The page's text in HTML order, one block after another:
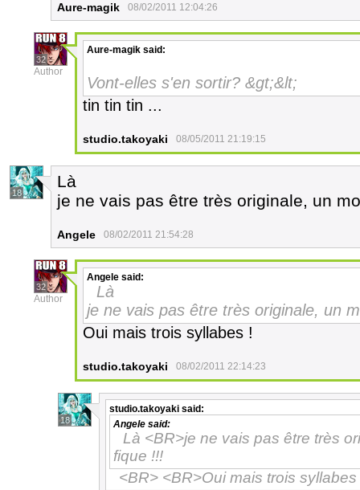
Aure-magik 08/02/2011 12:04:26
32
Author
Aure-magik said:
Vont-elles s'en sortir? &gt;&lt;
tin tin tin ...
studio.takoyaki 08/05/2011 21:19:15
18
Là
je ne vais pas être très originale, un
Angele 08/02/2011 21:54:28
32
Author
Angele said:
Là
je ne vais pas être très originale, un
Oui mais trois syllabes !
studio.takoyaki 08/02/2011 22:14:23
18
studio.takoyaki said:
Angele said:
Là <BR>je ne vais pas être très
fique !!!
<BR> <BR>Oui mais trois syllabes